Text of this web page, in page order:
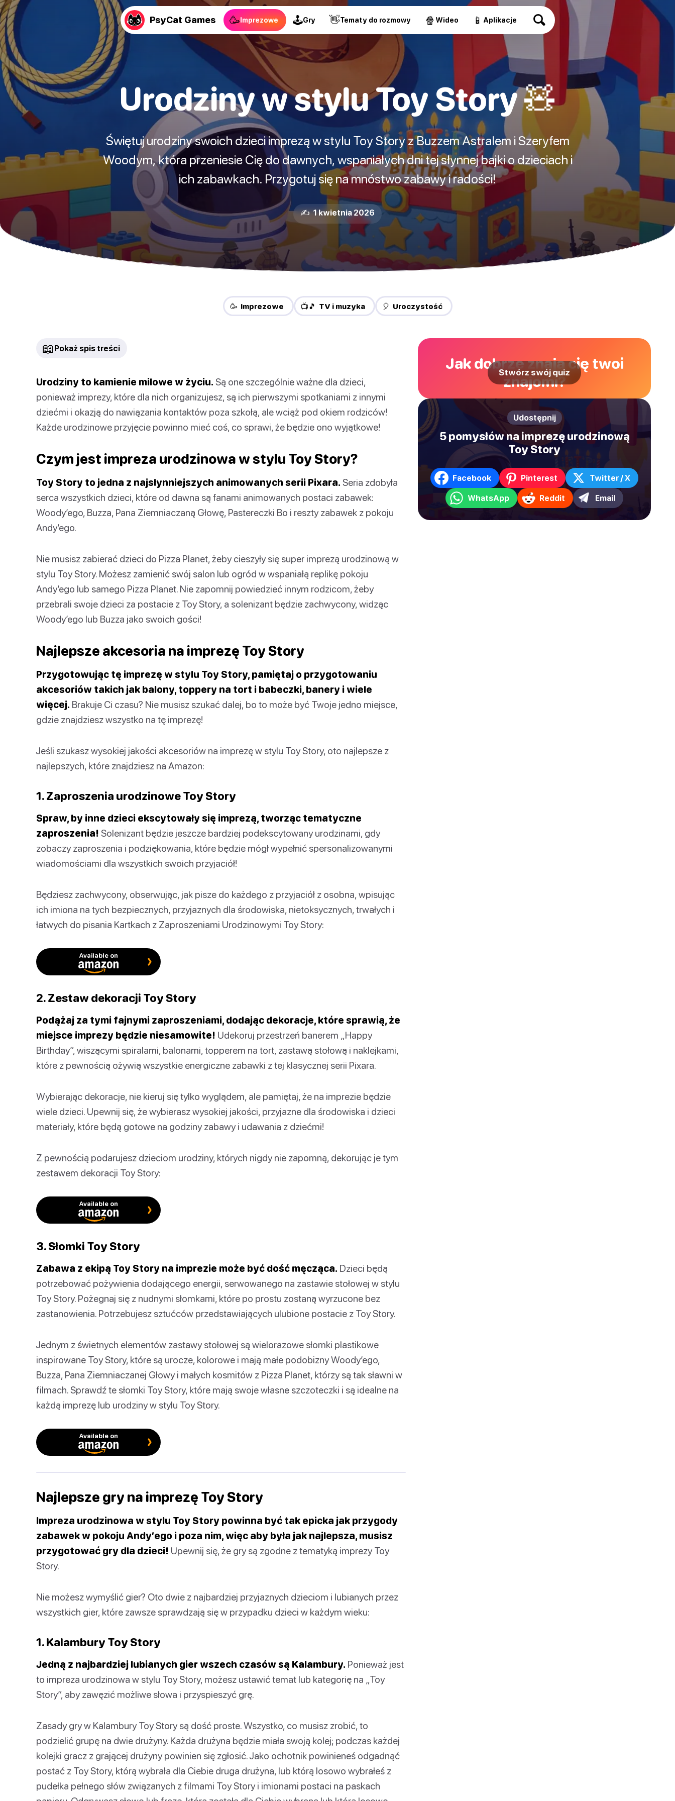
PsyCat Games 🥳Imprezowe 🕹Gry 👋Tematy do rozmowy 🍿 Wideo 📱 Aplikacje
Urodziny w stylu Toy Story 🧸
Świętuj urodziny swoich dzieci imprezą w stylu Toy Story z Buzzem Astralem i Szeryfem
Woodym, która przeniesie Cię do dawnych, wspaniałych dni tej słynnej bajki o dzieciach i
ich zabawkach. Przygotuj się na mnóstwo zabawy i radości!
✍️ 1 kwietnia 2026
🥳 Imprezowe 📺🎵 TV i muzyka 🎈 Uroczystość
📖 Pokaż spis treści
Urodziny to kamienie milowe w życiu. Są one szczególnie ważne dla dzieci,
ponieważ imprezy, które dla nich organizujesz, są ich pierwszymi spotkaniami z innymi
dziećmi i okazją do nawiązania kontaktów poza szkołą, ale wciąż pod okiem rodziców!
Każde urodzinowe przyjęcie powinno mieć coś, co sprawi, że będzie ono wyjątkowe!
Czym jest impreza urodzinowa w stylu Toy Story?
Toy Story to jedna z najsłynniejszych animowanych serii Pixara. Seria zdobyła
serca wszystkich dzieci, które od dawna są fanami animowanych postaci zabawek:
Woody’ego, Buzza, Pana Ziemniaczaną Głowę, Pastereczki Bo i reszty zabawek z pokoju
Andy’ego.
Nie musisz zabierać dzieci do Pizza Planet, żeby cieszyły się super imprezą urodzinową w
stylu Toy Story. Możesz zamienić swój salon lub ogród w wspaniałą replikę pokoju
Andy’ego lub samego Pizza Planet. Nie zapomnij powiedzieć innym rodzicom, żeby
przebrali swoje dzieci za postacie z Toy Story, a solenizant będzie zachwycony, widząc
Woody’ego lub Buzza jako swoich gości!
Najlepsze akcesoria na imprezę Toy Story
Przygotowując tę imprezę w stylu Toy Story, pamiętaj o przygotowaniu
akcesoriów takich jak balony, toppery na tort i babeczki, banery i wiele
więcej. Brakuje Ci czasu? Nie musisz szukać dalej, bo to może być Twoje jedno miejsce,
gdzie znajdziesz wszystko na tę imprezę!
Jeśli szukasz wysokiej jakości akcesoriów na imprezę w stylu Toy Story, oto najlepsze z
najlepszych, które znajdziesz na Amazon:
1. Zaproszenia urodzinowe Toy Story
Spraw, by inne dzieci ekscytowały się imprezą, tworząc tematyczne
zaproszenia! Solenizant będzie jeszcze bardziej podekscytowany urodzinami, gdy
zobaczy zaproszenia i podziękowania, które będzie mógł wypełnić spersonalizowanymi
wiadomościami dla wszystkich swoich przyjaciół!
Będziesz zachwycony, obserwując, jak pisze do każdego z przyjaciół z osobna, wpisując
ich imiona na tych bezpiecznych, przyjaznych dla środowiska, nietoksycznych, trwałych i
łatwych do pisania Kartkach z Zaproszeniami Urodzinowymi Toy Story:
Available on
2. Zestaw dekoracji Toy Story
Podążaj za tymi fajnymi zaproszeniami, dodając dekoracje, które sprawią, że
miejsce imprezy będzie niesamowite! Udekoruj przestrzeń banerem „Happy
Birthday”, wiszącymi spiralami, balonami, topperem na tort, zastawą stołową i naklejkami,
które z pewnością ożywią wszystkie energiczne zabawki z tej klasycznej serii Pixara.
Wybierając dekoracje, nie kieruj się tylko wyglądem, ale pamiętaj, że na imprezie będzie
wiele dzieci. Upewnij się, że wybierasz wysokiej jakości, przyjazne dla środowiska i dzieci
materiały, które będą gotowe na godziny zabawy i udawania z dziećmi!
Z pewnością podarujesz dzieciom urodziny, których nigdy nie zapomną, dekorując je tym
zestawem dekoracji Toy Story:
Available on
3. Słomki Toy Story
Zabawa z ekipą Toy Story na imprezie może być dość męcząca. Dzieci będą
potrzebować pożywienia dodającego energii, serwowanego na zastawie stołowej w stylu
Toy Story. Pożegnaj się z nudnymi słomkami, które po prostu zostaną wyrzucone bez
zastanowienia. Potrzebujesz sztućców przedstawiających ulubione postacie z Toy Story.
Jednym z świetnych elementów zastawy stołowej są wielorazowe słomki plastikowe
inspirowane Toy Story, które są urocze, kolorowe i mają małe podobizny Woody’ego,
Buzza, Pana Ziemniaczanej Głowy i małych kosmitów z Pizza Planet, którzy są tak sławni w
filmach. Sprawdź te słomki Toy Story, które mają swoje własne szczoteczki i są idealne na
każdą imprezę lub urodziny w stylu Toy Story.
Available on
Najlepsze gry na imprezę Toy Story
Impreza urodzinowa w stylu Toy Story powinna być tak epicka jak przygody
zabawek w pokoju Andy’ego i poza nim, więc aby była jak najlepsza, musisz
przygotować gry dla dzieci! Upewnij się, że gry są zgodne z tematyką imprezy Toy
Story.
Nie możesz wymyślić gier? Oto dwie z najbardziej przyjaznych dzieciom i lubianych przez
wszystkich gier, które zawsze sprawdzają się w przypadku dzieci w każdym wieku:
1. Kalambury Toy Story
Jedną z najbardziej lubianych gier wszech czasów są Kalambury. Ponieważ jest
to impreza urodzinowa w stylu Toy Story, możesz ustawić temat lub kategorię na „Toy
Story”, aby zawęzić możliwe słowa i przyspieszyć grę.
Zasady gry w Kalambury Toy Story są dość proste. Wszystko, co musisz zrobić, to
podzielić grupę na dwie drużyny. Każda drużyna będzie miała swoją kolej; podczas każdej
kolejki gracz z grającej drużyny powinien się zgłosić. Jako ochotnik powinieneś odgadnąć
postać z Toy Story, którą wybrała dla Ciebie druga drużyna, lub którą losowo wybrałeś z
pudełka pełnego słów związanych z filmami Toy Story i imionami postaci na paskach
Jak dobrze znają cię twoi
znajomi?
Stwórz swój quiz
Udostępnij
5 pomysłów na imprezę urodzinową
Toy Story
Facebook Pinterest Twitter / X
WhatsApp Reddit Email